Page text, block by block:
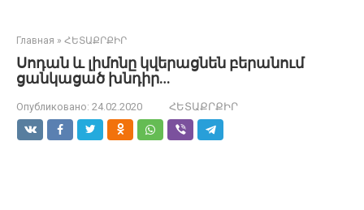
Главная » ՀԵՏԱՔՐՔԻՐ
Սոդան և լիմոնը կվերացնեն բերանում
ցանկացած խնդիր…
Опубликовано: 24.02.2020 ՀԵՏԱՔՐՔԻՐ